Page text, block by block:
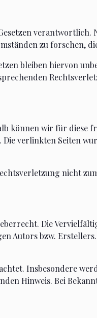
verantwortlich.
zu forschen,
bleiben hiervon
können wir für diese
verlinkten Seiten
nicht
Die
Autors bzw.
Insbesondere
Hinweis. Bei